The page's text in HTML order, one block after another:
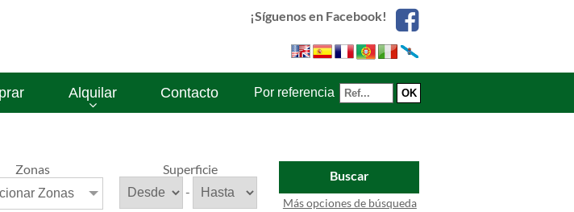
¡Síguenos en Facebook!
Alquilar Contacto Por referencia
Zonas
Zonas
Superficie
-
Buscar
Más opciones de búsqueda